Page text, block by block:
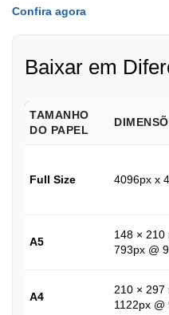
Confira agora
Baixar em
TAMANHO
DO PAPEL
Full Size 4096px x
A5
148 × 210
793px @
A4
210 × 297
1122px @